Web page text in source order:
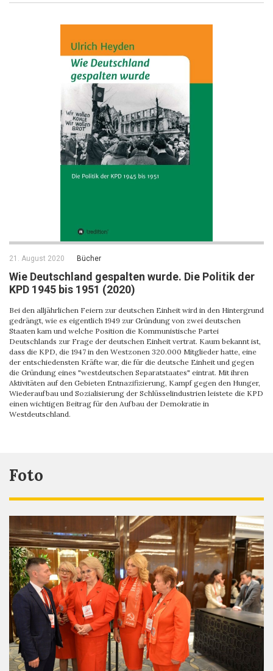
21. August 2020 Bücher
Wie Deutschland gespalten wurde. Die Politik der
KPD 1945 bis 1951 (2020)
Bei den alljährlichen Feiern zur deutschen Einheit wird in den Hintergrund
gedrängt, wie es eigentlich 1949 zur Gründung von zwei deutschen
Staaten kam und welche Position die Kommunistische Partei
Deutschlands zur Frage der deutschen Einheit vertrat. Kaum bekannt ist,
dass die KPD, die 1947 in den Westzonen 320.000 Mitglieder hatte, eine
der entschiedensten Kräfte war, die für die deutsche Einheit und gegen
die Gründung eines "westdeutschen Separatstaates" eintrat. Mit ihren
Aktivitäten auf den Gebieten Entnazifizierung, Kampf gegen den Hunger,
Wiederaufbau und Sozialisierung der Schlüsselindustrien leistete die KPD
einen wichtigen Beitrag für den Aufbau der Demokratie in
Westdeutschland.
Foto